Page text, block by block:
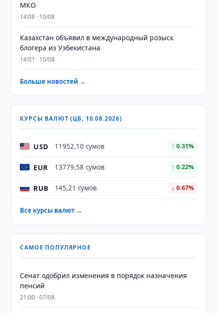
МКО
14:08 · 10/08
Казахстан объявил в международный розыск
блогера из Узбекистана
14:01 · 10/08
Больше новостей →
КУРСЫ ВАЛЮТ (ЦБ, 10.08.2026)
USD 11952,10 сумов ↑ 0.31%
EUR 13779,58 сумов ↑ 0.22%
RUB 145,21 сумов ↓ 0.67%
Все курсы валют →
САМОЕ ПОПУЛЯРНОЕ
Сенат одобрил изменения в порядок назначения
пенсий
21:00 · 07/08